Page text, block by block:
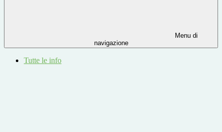
Menu di
navigazione
Tutte le info